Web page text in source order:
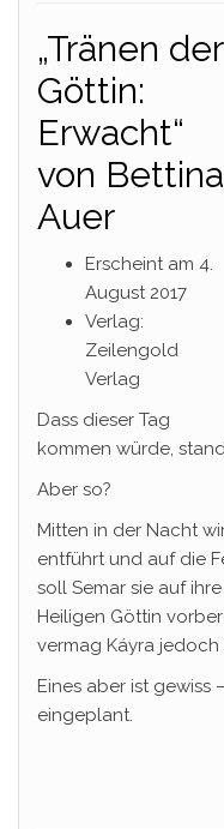
„Tränen der
Göttin:
Erwacht“
von Bettina
Auer
Erscheint am 4.
August 2017
Verlag:
Zeilengold
Verlag
Dass dieser Tag
kommen würde,
Aber so?
Mitten in der Nacht
entführt und auf die
soll Semar sie auf
Heiligen Göttin
vermag Káyra jedoch
Eines aber ist gewiss
eingeplant.